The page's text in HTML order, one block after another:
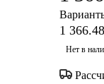
1 366.48
Нет в